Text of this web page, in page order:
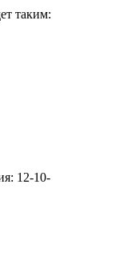
таким:
12-10-